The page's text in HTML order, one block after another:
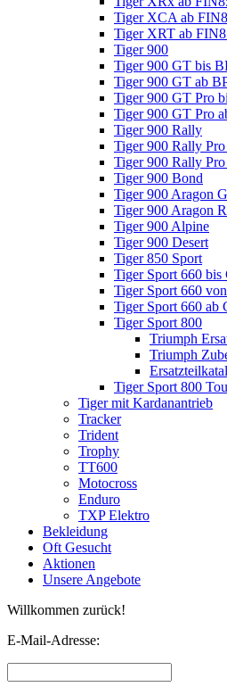
Tiger XCA ab
Tiger XRT ab
Tiger 900
Tiger 900 GT bis
Tiger 900 GT ab
Tiger 900 GT Pro
Tiger 900 GT Pro
Tiger 900 Rally
Tiger 900 Rally
Tiger 900 Rally
Tiger 900 Bond
Tiger 900 Aragon
Tiger 900 Aragon
Tiger 900 Alpine
Tiger 900 Desert
Tiger 850 Sport
Tiger Sport 660 bis
Tiger Sport 660
Tiger Sport 660 ab
Tiger Sport 800
Triumph
Triumph
Tiger Sport 800
Tiger mit Kardanantrieb
Tracker
Trident
Trophy
TT600
Motocross
Enduro
TXP Elektro
Bekleidung
Oft Gesucht
Aktionen
Unsere Angebote
Willkommen zurück!
E-Mail-Adresse: